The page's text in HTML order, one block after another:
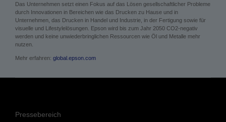
Das Unternehmen setzt einen Fokus auf das Lösen gesellschaftlicher Probleme
durch Innovationen in Bereichen wie das Drucken zu Hause und in
Unternehmen, das Drucken in Handel und Industrie, in der Fertigung sowie für
visuelle und Lifestylelösungen. Epson wird bis zum Jahr 2050 CO2-negativ
werden und keine unwiederbringlichen Ressourcen wie Öl und Metalle mehr
nutzen.
Mehr erfahren: global.epson.com
Pressebereich